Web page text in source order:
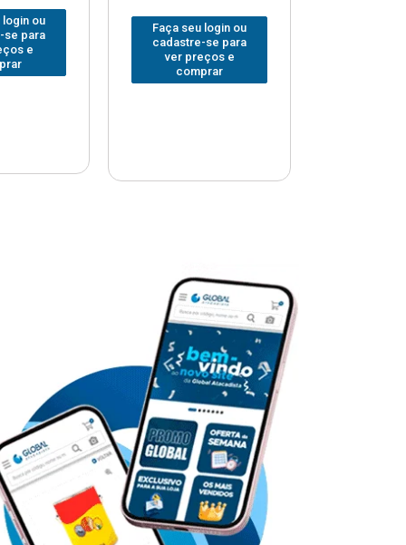
login ou
se para
e
Faça seu login ou
cadastre-se para
ver preços e
comprar